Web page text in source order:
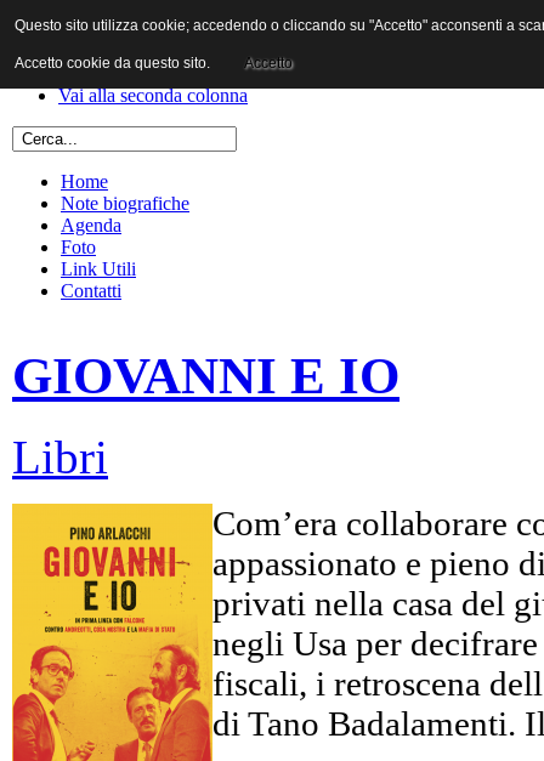
Vai al contenuto
Vai alla prima colonna
Vai alla seconda colonna
Home
Note biografiche
Agenda
Foto
Link Utili
Contatti
GIOVANNI E IO
Libri
Com’era collaborare
appassionato e pieno
privati nella casa del
negli Usa per
fiscali, i retroscena
di Tano Badalamenti.
Questo sito utilizza cookie; accedendo o cliccando su "Accetto" acconsenti a
Accetto cookie da questo sito. Accetto